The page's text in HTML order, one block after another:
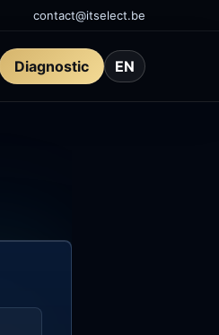
contact@itselect.be
Diagnostic EN